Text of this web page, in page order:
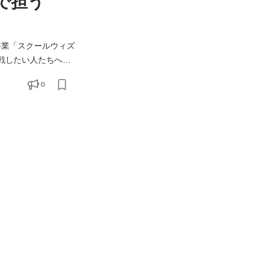
したい人たちへ、
い
0